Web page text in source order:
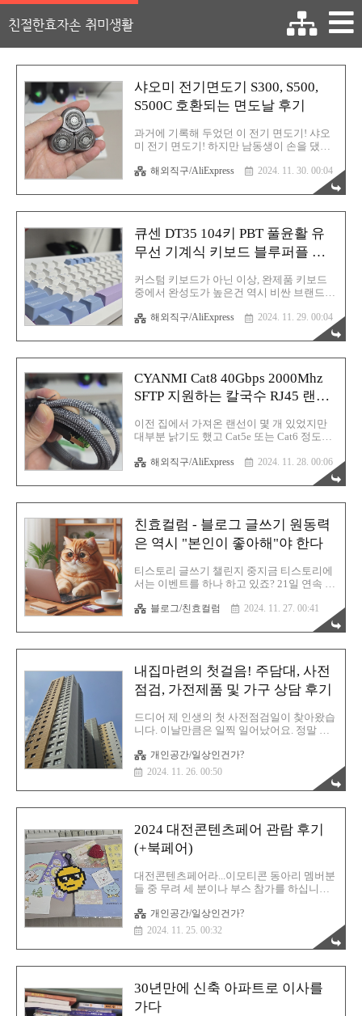
친절한효자손 취미생활
샤오미 전기면도기 S300, S500,
S500C 호환되는 면도날 후기
과거에 기록해 두었던 이 전기 면도기! 샤오
미 전기 면도기! 하지만 남동생이 손을 댔다
진 녀석! 그럼에도 불구하고 녀석은 반성하
지 않습니다. 어쩌겠습니까? 하나뿐인 사랑
하는 가족이며 남동생인 거슬~ 그냥 받아들
여야죠. 샤오미 전기면도기 MJTXD01SKS 사
용 후기동생이 전기면도기 하나 추천좀 해달
라고 해서, 설마... 샤오미에서 전기면도기가
나올까 싶었는데, 맙소사! 정말 이 회사는 사
람 빼고는 다 만들 생각인 것 같습니다. 샤오
미에서도 모델명
MJTXD0rgy0409.tistory.com이 제품입니다.
면도기 절삭력은 정말 우수하단 말이죠? 녀
석이 날을 박살내놓고 한동안 방치되어 있다
가 이사하면서 이 녀석의 ..
해외직구/AliExpress 2024. 11. 30. 00:04
큐센 DT35 104키 PBT 풀윤활 유
무선 기계식 키보드 블루퍼플 오
커스텀 키보드가 아닌 이상, 완제품 키보드
중에서 완성도가 높은건 역시 비싼 브랜드의
인 취향의 영역이기에 완전 100% 정답은 없
습니다. 오늘 소개해드릴 키보드도 마찬가지
죠. 저는 알리에서 이런 저런 키보드를 많이
구매해 보았고 지금까지 그럭저럭 만족스럽
게 사용해 왔습니다. 하지만 이번에 큐센
DT35 풀윤활 기계식 키보드를 사용해보니
역시 큐센이구나 싶었죠. 큐센은 꽤 오래전
도 많이 유명합니다. 저가형 멤브레인 키보
드도 사용해 봤었고요. 이번에 오테뮤 저소
길래 조금 기대했는데 이거이거~ 생각보다
기대 이상입니다. 저는 기계식 키보드 스위
치 중 리니어 타입을 선호합니다. 클릭음이..
해외직구/AliExpress 2024. 11. 29. 00:04
CYANMI Cat8 40Gbps 2000Mhz
SFTP 지원하는 칼국수 RJ45 랜케
이전 집에서 가져온 랜선이 몇 개 있었지만
대부분 낡기도 했고 Cat5e 또는 Cat6 정도의
기로 결심했습니다. 새 집이니까 랜케이블도
새걸로 준비하면 왠지 기분전환도 되고 컴퓨
터가 좋아할 것(?) 같았기 때문이죠. 이렇게
해서 새로 장만한 CYANMI 사의 RJ45 인터
지 속도를 지원하는 랜케이블이기에 최대 데
이터 전송 속도는 무려 40Gbps를 자랑합니
다. 물론 현재 한국의 통신사 최대 속도는
5Gbps를 겨우 웃도는 속도기에 사실 CAT8
등급은 너무 과분하긴 합니다. 그래도 뭔가
능력 좋은 랜선을 사용하면 속도까지 올라갈
것 같은 착각을 하잖아요? 그 착각은 사용자
를 그냥 행복하게 만들고요. 게다가 이 제품!
가..
해외직구/AliExpress 2024. 11. 28. 00:06
친효컬럼 - 블로그 글쓰기 원동력
은 역시 "본인이 좋아해"야 한다
티스토리 글쓰기 챌린지 중지금 티스토리에
서는 이벤트를 하나 하고 있죠? 21일 연속 글
챌린지에 잘 참여하고 계신가요? 현재 저는
아~주 문제없이 하루 최소 한 개의 글을 꾸준
히 올리고 있습니다. 챌린지 이전부터 저는
뭐 늘 1일 최소 1 글을 실천 중이었고 하루도
몸에 배어버렸기 때문에 이번 티스토리 챌린
지는 솔직히 식은 죽 먹기보다도 쉽군요. 사
실 더 쉬울뻔했는데 이번 챌린지에는 이 두
개의 글은 제외가 된다는 내용이 있어서 좀
아쉬웠습니다. 1. 예약글2. 수익성 광고글 (커
미션 링크가 포함된 글) 1번의 경우에는 확실
하게 챌린지 참여가 불가능하고 2번은 챌린
지 글로 등록은 할 수 있는데 차후에 이벤트
에 당첨되도 캔슬될..
블로그/친효컬럼 2024. 11. 27. 00:41
내집마련의 첫걸음! 주담대, 사전
점검, 가전제품 및 가구 상담 후기
드디어 제 인생의 첫 사전점검일이 찾아왔습
니다. 이날만큼은 일찍 일어났어요. 정말 설
겪게 되는 건 신기하면서도 무섭기도 하지만
기대도 되는군요. 차를 타고 바로 사전점검
행사장으로 도착! 역시 대규모 단지답게 평
일임에도 불구하고 방문자가 많았습니다. 현
장에 도착하니 그제야 내 집마련의 시작임이
은 주차장! 하지만?일단 주차장 전체 크기는
진짜 넓어서 정말 마음에 들었습니다. 하지
만 주차 칸 하나 하나의 공간이 좀 협소하다
해야 할까요? 너무 따닥따닥 주차해야 하는
게 아닌가라는 생각이 듭니다. 이거 분명 입
낀 게 아니고 남동생과 어머니도 그렇다고
하시는군요. 주차장 입구도 ..
개인공간/일상인건가?
2024. 11. 26. 00:50
2024 대전콘텐츠페어 관람 후기
(+북페어)
대전콘텐츠페어라...이모티콘 동아리 멤버분
들 중 무려 세 분이나 부스 참가를 하십니다.
수가 없는 상황이 되어버린 거죠? 그렇기에
기꺼이 기쁜 마음으로 방문을 했습니다. 다
만 한 가지 걱정이 있었죠. 대전시 관련 공무
원분들 중에서 이런 행사 파트 직원분들이
만약 이 글을 보신다면 진짜 반성하셔야 할
거예요. 아니다. 사실 직원이 뭔 힘이 있겠습
니까? 위에서 사령탑에 위치한 간부들이 반
성해야죠. 대전은 성심당 때문에 빵축제를
개인공간/일상인건가?
2024. 11. 25. 00:32
30년만에 신축 아파트로 이사를
가다